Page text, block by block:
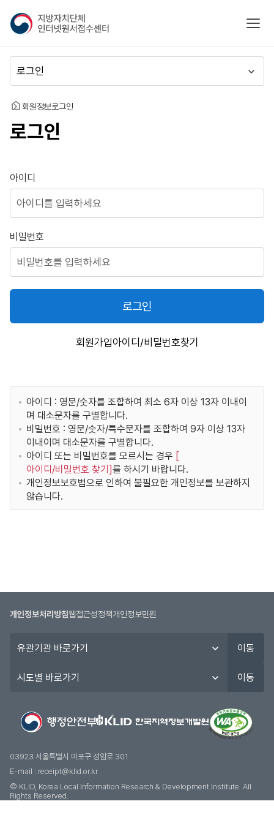
지
방
자
치
단
체
인
넷
접
수
센
모바
뉴
동
홈 회원정보로그인
로그인
로그인
아이디
비밀번호
로그인
회원가입아이디/비밀번호찾기
아이디 : 영문/숫자를 조합하여 최소 6자 이상 13자 이내이
며 대소문자를 구별합니다.
비밀번호 : 영문/숫자/특수문자를 조합하여 9자 이상 13자
이내이며 대소문자를 구별합니다.
아이디 또는 비밀번호를 모르시는 경우 [
아이디/비밀번호 찾기 ]를 하시기 바랍니다.
개인정보보호법으로 인하여 불필요한 개인정보를 보관하지
않습니다.
개인정보처리방침웹접근성정책개인정보민원
관
이동
도
기
이동
03923 서울특별시 마포구 성암로 301
E-mail : receipt@klid.or.kr
© KLID, Korea Local Information Research & Development Institute. AII
Rights Reserved.